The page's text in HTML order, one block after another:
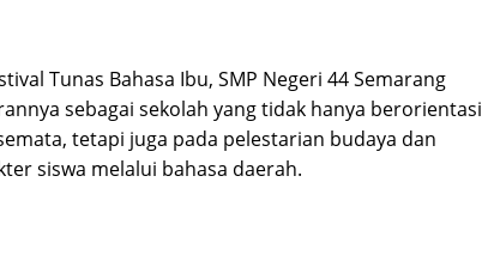
Tunas Bahasa Ibu, SMP Negeri 44 Semarang
sebagai sekolah yang tidak hanya berorientasi
tetapi juga pada pelestarian budaya dan
siswa melalui bahasa daerah.